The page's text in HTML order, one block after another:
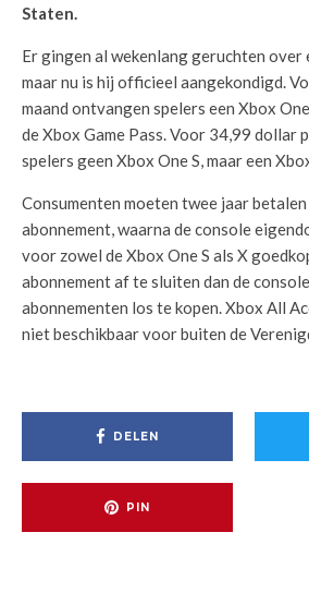
Staten.
Er gingen al wekenlang geruchten over
maar nu is hij officieel aangekondigd.
maand ontvangen spelers een Xbox
de Xbox Game Pass. Voor 34,99 dollar
spelers geen Xbox One S, maar een
Consumenten moeten twee jaar
abonnement, waarna de console
voor zowel de Xbox One S als X
abonnement af te sluiten dan de
abonnementen los te kopen. Xbox All
niet beschikbaar voor buiten de
DELEN
PIN